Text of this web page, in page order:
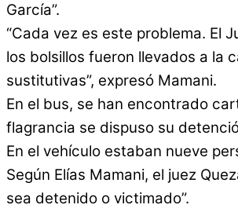
García”.
“Cada vez es este problema. El
los bolsillos fueron llevados a la
sustitutivas”, expresó Mamani.
En el bus, se han encontrado
flagrancia se dispuso su
En el vehículo estaban nueve
Según Elías Mamani, el juez
sea detenido o victimado”.